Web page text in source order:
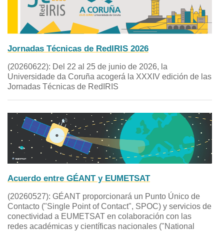
Jornadas Técnicas de RedIRIS 2026
(20260622): Del 22 al 25 de junio de 2026, la
Universidade da Coruña acogerá la XXXIV edición de las
Jornadas Técnicas de RedIRIS
Acuerdo entre GÉANT y EUMETSAT
(20260527): GÉANT proporcionará un Punto Único de
Contacto ("Single Point of Contact", SPOC) y servicios de
conectividad a EUMETSAT en colaboración con las
redes académicas y científicas nacionales ("National